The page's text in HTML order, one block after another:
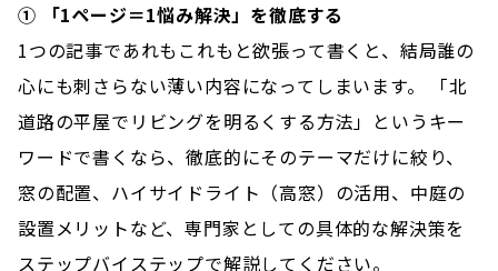
① 「1ページ＝1悩み解決」を徹底する
1つの記事であれもこれもと欲張って書くと、結局誰の
心にも刺さらない薄い内容になってしまいます。 「北
道路の平屋でリビングを明るくする方法」というキー
ワードで書くなら、徹底的にそのテーマだけに絞り、
窓の配置、ハイサイドライト（高窓）の活用、中庭の
設置メリットなど、専門家としての具体的な解決策を
ステップバイステップで解説してください。